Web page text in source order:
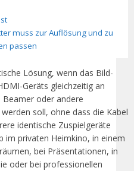
muss zur Auflösung und zu
passen
Lösung, wenn das Bild-
Geräts gleichzeitig an
oder andere
soll, ohne dass die Kabel
identische Zuspielgeräte
im privaten Heimkino, in einem
bei Präsentationen, in
oder bei professionellen